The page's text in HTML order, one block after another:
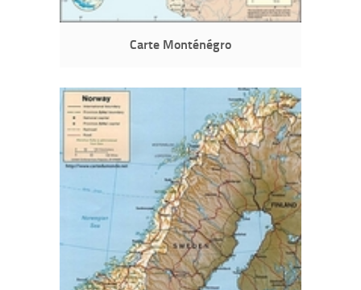
Carte Monténégro